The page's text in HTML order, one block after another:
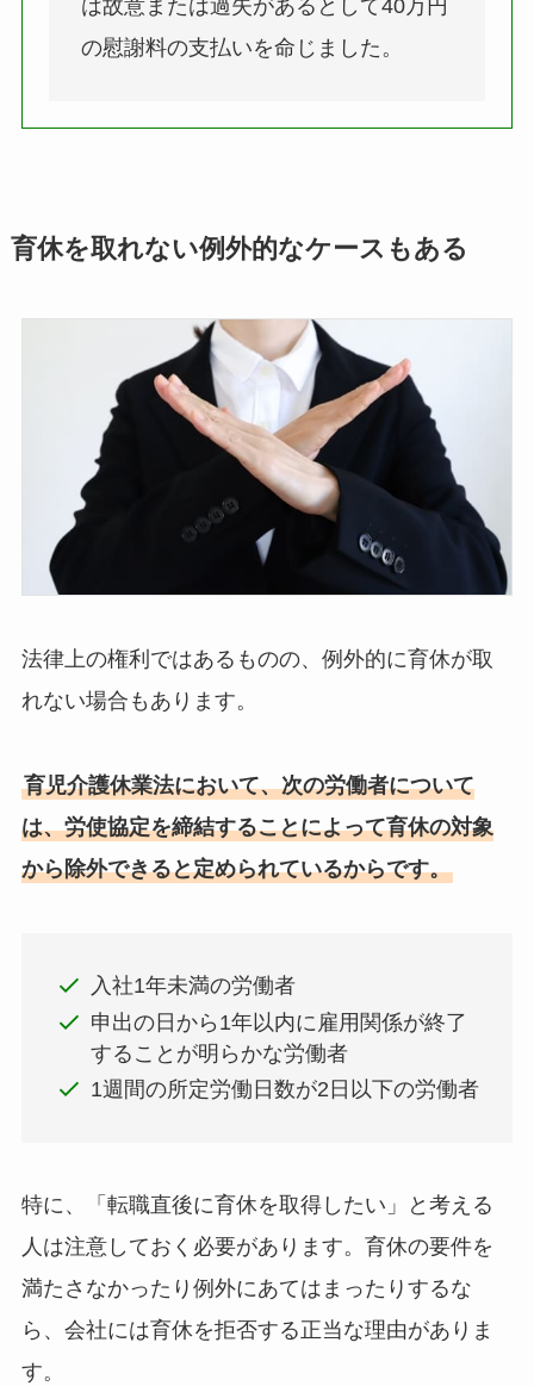
は故意または過失があるとして40万円
の慰謝料の支払いを命じました。
育休を取れない例外的なケースもある
法律上の権利ではあるものの、例外的に育休が取
れない場合もあります。
育児介護休業法において、次の労働者について
は、労使協定を締結することによって育休の対象
から除外できると定められているからです。
入社1年未満の労働者
申出の日から1年以内に雇用関係が終了
することが明らかな労働者
1週間の所定労働日数が2日以下の労働者
特に、「転職直後に育休を取得したい」と考える
人は注意しておく必要があります。育休の要件を
満たさなかったり例外にあてはまったりするな
ら、会社には育休を拒否する正当な理由がありま
す。